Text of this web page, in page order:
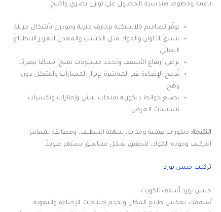
ناعمة وخطوط هندسية للحصول على توازن بصري واضح.
نوفّر تصاميم كلاسيكية بزخارف متزنة ومودرن بأشكال جريئة.
ننسق الألوان والمواد مثل الخشب والمعدن لتعزيز الانطباع
النهائي.
نراعي ارتفاع الأسقف ونحدد مستويات تمنح اتساعًا بصريًا.
نُدمج الإضاءة غير المباشرة لإبراز المسارات والشكل دون
وهج.
نصنع حوائط ديكورية بفتحات نيش وإطارات وتكسيات
لشاشات العرض.
النتيجة: ديكورات عملية وجذابة، سهلة التنظيف، ومطابقة لمعايير
التركيب وجودة المواد، لتحقيق شكل متناسق يستمر طويلاً.
تركيب جبس بورد
جبس بورد أسقف الكويت
أسقفك تعكس طابع المكان وتخدم احتياجات الإضاءة والتهوية.